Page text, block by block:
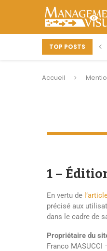
TOP POSTS
Accueil
1 –
En vertu de
précisé aux
dans le cadre de
Propriétaire du
Franco MASUCCI